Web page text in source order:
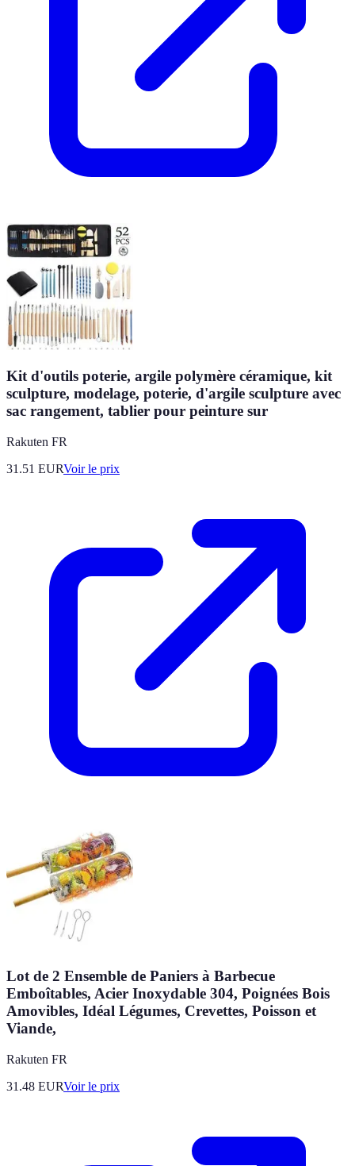
Kit d'outils poterie, argile polymère céramique, kit
sculpture, modelage, poterie, d'argile sculpture avec
sac rangement, tablier pour peinture sur
Rakuten FR
31.51 EURVoir le prix
Lot de 2 Ensemble de Paniers à Barbecue
Emboîtables, Acier Inoxydable 304, Poignées Bois
Amovibles, Idéal Légumes, Crevettes, Poisson et
Viande,
Rakuten FR
31.48 EURVoir le prix